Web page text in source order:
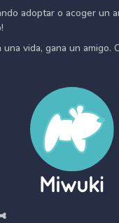
adoptar o acoger un
una vida, gana un amigo.